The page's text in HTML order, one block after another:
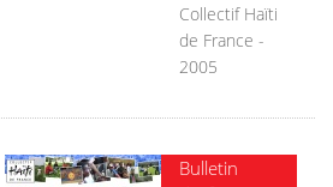
Collectif Haïti
de France -
2005
Bulletin